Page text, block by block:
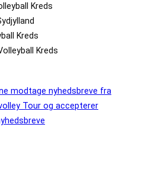
Kreds
Kreds
Kreds
modtage nyhedsbreve fra
Tour og accepterer